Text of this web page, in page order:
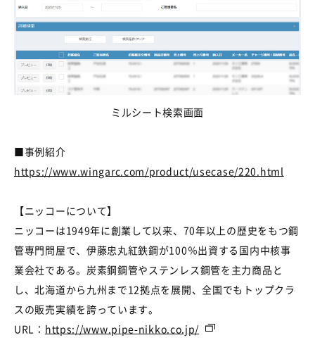
ミルシート検索画面
■事例紹介
https://www.wingarc.com/product/usecase/220.html
【ニッコーについて】
ニッコーは1949年に創業して以来、70年以上の歴史をもつ鋼
管専門問屋で、伊藤忠丸紅鉄鋼が100％出資する国内中核事
業会社である。炭素鋼鋼管やステンレス鋼管を主力商品と
し、北海道から九州まで12拠点を展開、全国でもトップクラ
スの販売実績を誇っています。
URL： https://www.pipe-nikko.co.jp/